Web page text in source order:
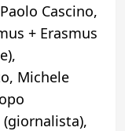
Cascino,
+ Erasmus
Michele